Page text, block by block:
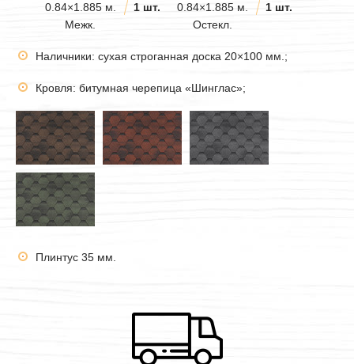
0.84×1.885 м.
Межк.
1 шт.
0.84×1.885 м.
Остекл.
1 шт.
Наличники: сухая строганная доска 20×100 мм.;
Кровля: битумная черепица «Шинглас»;
Плинтус 35 мм.